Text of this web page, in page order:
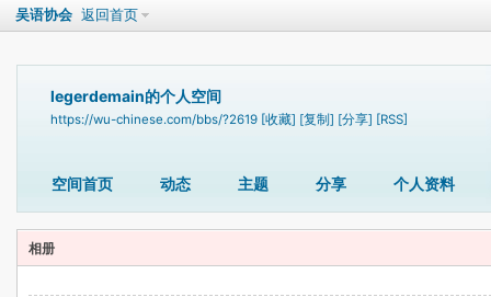
吴语协会 返回首页
legerdemain的个人空间
https://wu-chinese.com/bbs/?2619 [收藏] [复制] [分享] [RSS]
空间首页 动态 主题 分享 个人资料
相册